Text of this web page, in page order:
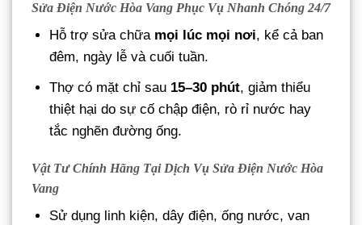
Sửa Điện Nước Hòa Vang Phục Vụ Nhanh Chóng 24/7
Hỗ trợ sửa chữa mọi lúc mọi nơi, kể cả ban
đêm, ngày lễ và cuối tuần.
Thợ có mặt chỉ sau 15–30 phút, giảm thiểu
thiệt hại do sự cố chập điện, rò rỉ nước hay
tắc nghẽn đường ống.
Vật Tư Chính Hãng Tại Dịch Vụ Sửa Điện Nước Hòa
Vang
Sử dụng linh kiện, dây điện, ống nước, van